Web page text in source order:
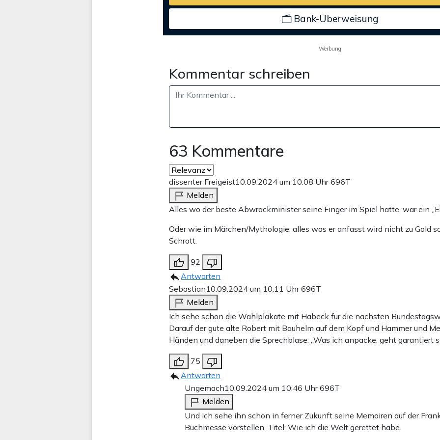
Bank-Überweisung
Werbung
Kommentar schreiben
63 Kommentare
dissenter Freigeist10.09.2024 um 10:08 Uhr696T
Melden
Alles wo der beste Abwrackminister seine Finger im Spiel hatte, war ein
Oder wie im Märchen/Mythologie, alles was er anfasst wird nicht zu Gold
Schrott.
92
Antworten
Sebastian10.09.2024 um 10:11 Uhr696T
Melden
Ich sehe schon die Wahlplakate mit Habeck für die nächsten
Darauf der gute alte Robert mit Bauhelm auf dem Kopf und Hammer und
Händen und daneben die Sprechblase: „Was ich anpacke, geht garantiert
75
Antworten
Ungemach10.09.2024 um 10:46 Uhr696T
Melden
Und ich sehe ihn schon in ferner Zukunft seine Memoiren auf der
Buchmesse vorstellen. Titel: Wie ich die Welt gerettet habe.